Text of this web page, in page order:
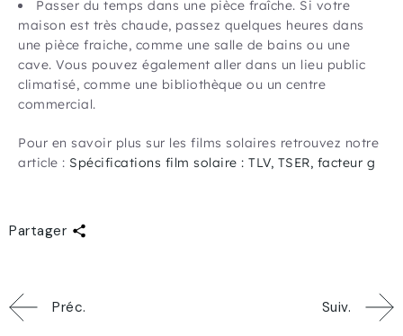
Passer du temps dans une pièce fraîche. Si votre
maison est très chaude, passez quelques heures dans
une pièce fraiche, comme une salle de bains ou une
cave. Vous pouvez également aller dans un lieu public
climatisé, comme une bibliothèque ou un centre
commercial.
Pour en savoir plus sur les films solaires retrouvez notre
article : Spécifications film solaire : TLV, TSER, facteur g
Partager
Préc. Suiv.